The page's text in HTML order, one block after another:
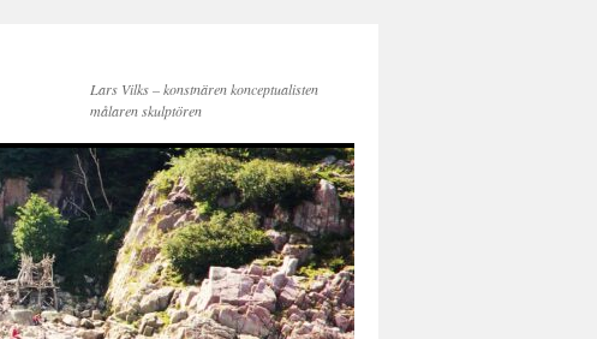
Lars Vilks – konstnären konceptualisten
målaren skulptören